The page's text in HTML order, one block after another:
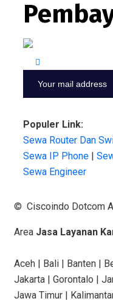
Populer Link:
Sewa Router Dan
Sewa IP Phone |
Sewa Engineer
© Ciscoindo Dotcom
Area Jasa Layanan
Aceh | Bali | Banten |
Jakarta | Gorontalo |
Jawa Timur |